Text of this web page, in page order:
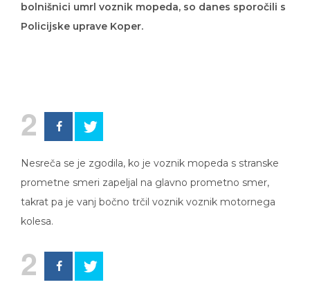
bolnišnici umrl voznik mopeda, so danes sporočili s
Policijske uprave Koper.
2
Nesreča se je zgodila, ko je voznik mopeda s stranske
prometne smeri zapeljal na glavno prometno smer,
takrat pa je vanj bočno trčil voznik voznik motornega
kolesa.
2